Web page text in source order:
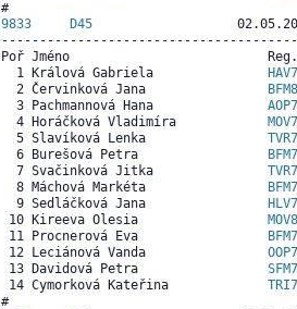
9833
D45
Poř Jméno                          Reg.č.
  1 Králová Gabriela
  2 Červinková Jana
  3 Pachmannová Hana
  4 Horáčková Vladimíra
  5 Slavíková Lenka
  6 Burešová Petra
  7 Svačinková Jitka
  8 Máchová Markéta
  9 Sedláčková Jana
10 Kireeva Olesia
11 Procnerová Eva
12 Leciánová Vanda
13 Davidová Petra
14 Cymorková Kateřina